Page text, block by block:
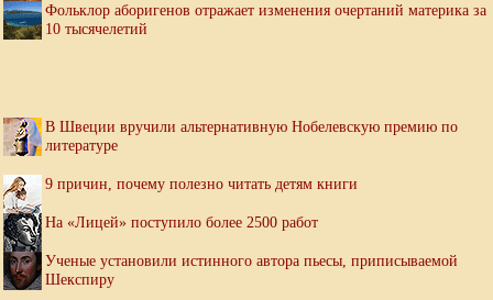
Фольклор аборигенов отражает изменения очертаний материка за
10 тысячелетий
В Швеции вручили альтернативную Нобелевскую премию по
литературе
9 причин, почему полезно читать детям книги
На «Лицей» поступило более 2500 работ
Ученые установили истинного автора пьесы, приписываемой
Шекспиру